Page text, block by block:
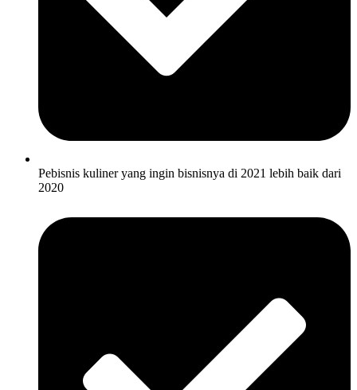
Pebisnis kuliner yang ingin bisnisnya di 2021 lebih baik dari
2020